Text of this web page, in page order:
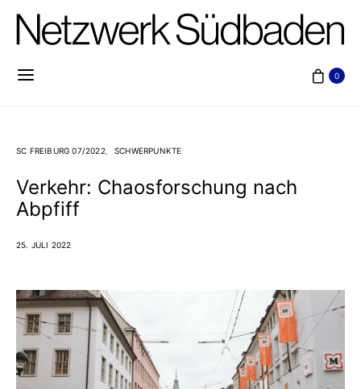
0
SC FREIBURG 07/2022 SCHWERPUNKTE
Verkehr: Chaosforschung nach
Abpfiff
25. JULI 2022